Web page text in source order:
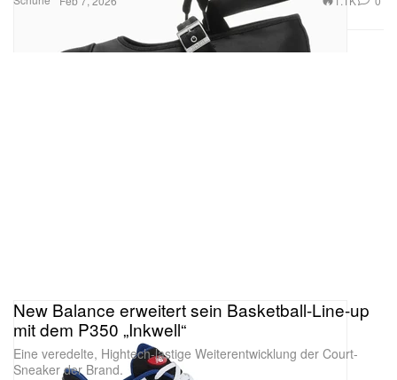
New Balance erweitert sein Basketball-Line-up
mit dem P350 „Inkwell“
Eine veredelte, Hightech-lastige Weiterentwicklung der Court-
Sneaker der Brand.